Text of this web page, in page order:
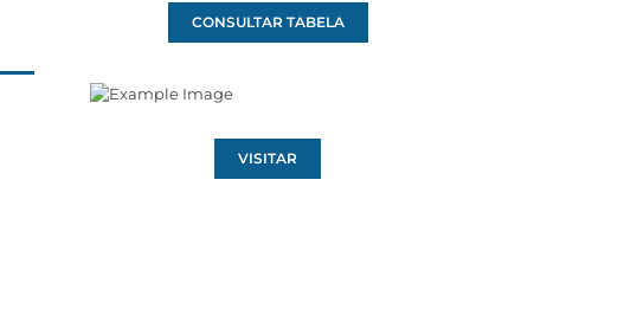
CONSULTAR TABELA
VISITAR